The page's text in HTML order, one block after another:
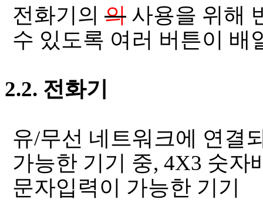
전화기의 의 사용을 위해
수 있도록 여러 버튼이 배
2.2. 전화기
유/무선 네트워크에 연결
가능한 기기 중, 4X3 숫자
문자입력이 가능한 기기